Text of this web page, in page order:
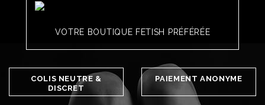
VOTRE BOUTIQUE FETISH PRÉFÉRÉE
COLIS NEUTRE &
DISCRET
PAIEMENT ANONYME